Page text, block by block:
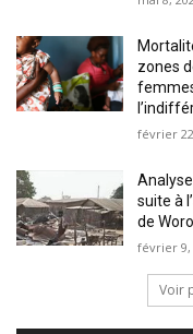
zones
février
suite à
de
février 9,
Voir